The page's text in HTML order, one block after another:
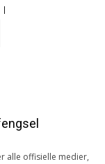
|
alle offisielle medier,